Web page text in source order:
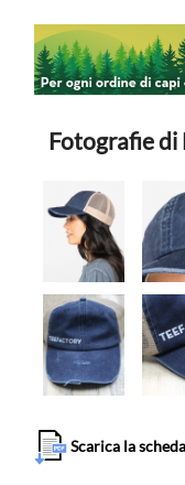
Fotografie di
Scarica la